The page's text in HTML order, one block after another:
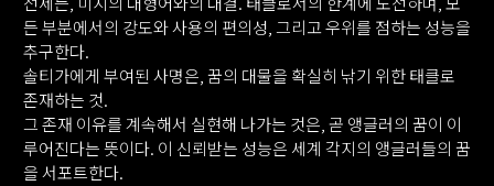
든 부분에서의 강도와 사용의 편의성, 그리고 우위를 점하는 성능을
추구한다.
솔티가에게 부여된 사명은, 꿈의 대물을 확실히 낚기 위한 태클로
존재하는 것.
그 존재 이유를 계속해서 실현해 나가는 것은, 곧 앵글러의 꿈이 이
루어진다는 뜻이다. 이 신뢰받는 성능은 세계 각지의 앵글러들의 꿈
을 서포트한다.